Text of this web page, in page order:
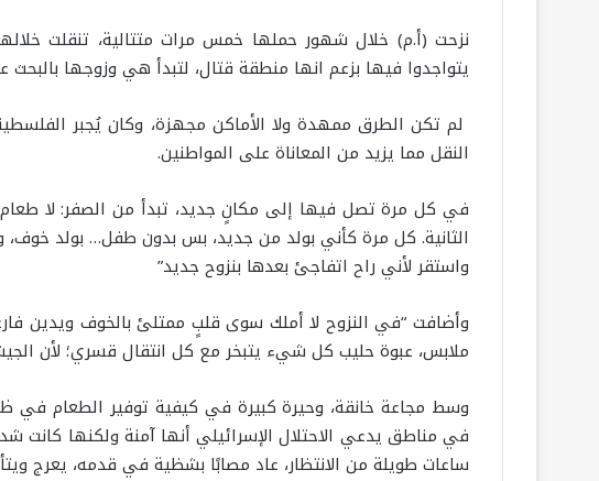
نزحت (أ.م) خلال شهور حملها خمس مرات متتالية، تنقلت
يتواجدوا فيها بزعم انها منطقة قتال، لتبدأ هي وزوجها
لم تكن الطرق ممهدة ولا الأماكن مجهزة، وكان يُجبر
النقل مما يزيد من المعاناة على المواطنين.
في كل مرة تصل فيها إلى مكانٍ جديد، تبدأ من الصفر: لا
الثانية. كل مرة كأني بولد من جديد، بس بدون طفل… بولد
واستقر لأني راح اتفاجئ بعدها بنزوح جديد”
وأضافت “في النزوح لا أملك سوى قلبٍ ممتلئ بالخوف ويدين
ملابس، عبوة حليب كل شيء يتبخر مع كل انتقال قسري؛ لأن
وسط مجاعة خانقة، وحيرة كبيرة في كيفية توفير الطعام في
في مناطق يدعي الاحتلال الإسرائيلي أنها آمنة ولكنها
ساعات طويلة من الانتظار، عاد مصابًا بشظية في قدمه، يعرج